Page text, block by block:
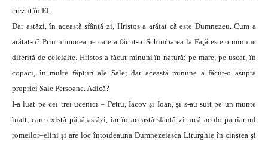
crezut în El.
Dar astăzi, în această sfântă zi, Hristos a arătat că este Dumnezeu. Cum a
arătat-o? Prin minunea pe care a făcut-o. Schimbarea la Faţă este o minune
diferită de celelalte. Hristos a făcut minuni în natură: pe mare, pe uscat, în
copaci, în multe făpturi ale Sale; dar această minune a făcut-o asupra
propriei Sale Persoane. Adică?
I-a luat pe cei trei ucenici – Petru, Iacov şi Ioan, şi s-au suit pe un munte
înalt, care există până astăzi, iar în această sfântă zi urcă acolo patriarhul
romeilor–elini şi are loc întotdeauna Dumnezeiasca Liturghie în cinstea şi